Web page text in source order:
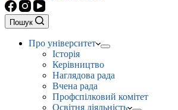
Пошук
Про університет
Історія
Керівництво
Наглядова рада
Вчена рада
Профспілковий комітет
Освітня діяльність